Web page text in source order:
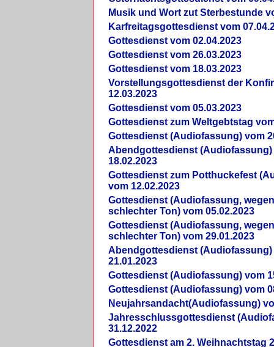
Musik und Wort zut Sterbestunde
Karfreitagsgottesdienst vom
Gottesdienst vom 02.04.2023
Gottesdienst vom 26.03.2023
Gottesdienst vom 18.03.2023
Vorstellungsgottesdienst der
12.03.2023
Gottesdienst vom 05.03.2023
Gottesdienst zum Weltgebtstag
Gottesdienst (Audiofassung) vom
Abendgottesdienst (Audiofassung)
18.02.2023
Gottesdienst zum Potthuckefest
vom 12.02.2023
Gottesdienst (Audiofassung,
schlechter Ton) vom 05.02.2023
Gottesdienst (Audiofassung,
schlechter Ton) vom 29.01.2023
Abendgottesdienst (Audiofassung)
21.01.2023
Gottesdienst (Audiofassung) vom
Gottesdienst (Audiofassung) vom
Neujahrsandacht(Audiofassung)
Jahresschlussgottesdienst
31.12.2022
Gottesdienst am 2. Weihnachtstag